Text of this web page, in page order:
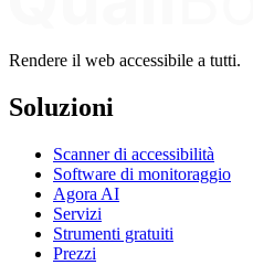
Rendere il web accessibile a tutti.
Soluzioni
Scanner di accessibilità
Software di monitoraggio
Agora AI
Servizi
Strumenti gratuiti
Prezzi